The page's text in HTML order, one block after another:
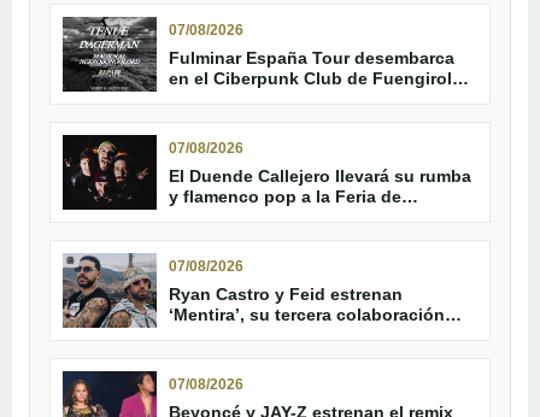
07/08/2026
Fulminar España Tour desembarca
en el Ciberpunk Club de Fuengirola
07/08/2026
El Duende Callejero llevará su rumba
y flamenco pop a la Feria de
07/08/2026
Ryan Castro y Feid estrenan
‘Mentira’, su tercera colaboración
07/08/2026
Beyoncé y JAY-Z estrenan el remix